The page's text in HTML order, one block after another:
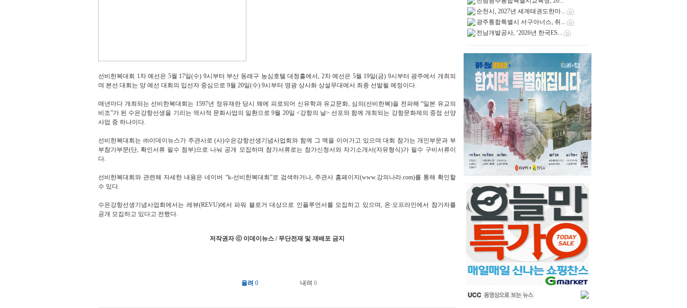
선비한복대회 1차 예선은 5월 17일(수) 9시부터 부산 동래구 농심호텔 대청홀에서, 2차 예선은 5월 19일(금) 9시부터 광주에서 개최되
며 본선 대회는 양 예선 대회의 입선자 중심으로 9월 20일(수) 9시부터 영광 상사화 상설무대에서 최종 선발될 예정이다.
매년마다 개최되는 선비한복대회는 1597년 정유재란 당시 왜에 피로되어 신유학과 유교문화, 심의(선비한복)을 전파해 “일본 유교의
비조”가 된 수은강항선생을 기리는 역사적 문화사업의 일환으로 9월 20일 <강항의 날> 선포와 함께 개최되는 강항문화제의 중점 선양
사업 중 하나이다.
선비한복대회는 ㈜이데이뉴스가 주관사로 (사)수은강항선생기념사업회와 함께 그 맥을 이어가고 있으며 대회 참가는 개인부문과 부
부참가부문(단, 확인서류 필수 첨부)으로 나눠 공개 모집하며 참가서류로는 참가신청서와 자기소개서(자유형식)가 필수 구비서류이
다.
선비한복대회와 관련해 자세한 내용은 네이버 “k-선비한복대회”로 검색하거나, 주관사 홈페이지(www.강의나라.com)를 통해 확인할
수 있다.
수은강항선생기념사업회에서는 레뷰(REVU)에서 파워 블로거 대상으로 인플루언서를 모집하고 있으며, 온·오프라인에서 참가자를
공개 모집하고 있다고 전했다.
저작권자 ⓒ 이데이뉴스 / 무단전재 및 재배포 금지
올려 0 내려 0
순천시, 2027년 세계태권도한마...
광주통합특별시 서구아너스, 취...
전남개발공사, ‘2026년 한국ES...